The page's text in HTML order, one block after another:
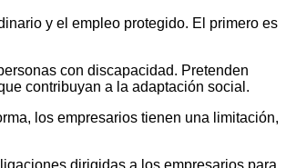
y el empleo protegido. El primero es
con discapacidad. Pretenden
contribuyan a la adaptación social.
los empresarios tienen una limitación,
dirigidas a los empresarios para